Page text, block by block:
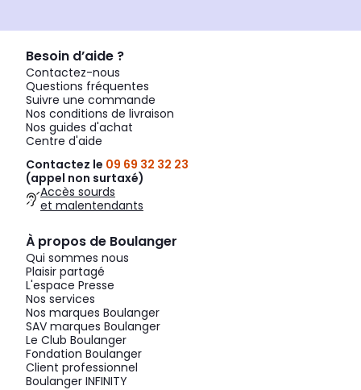
Besoin d’aide ?
Contactez-nous
Questions fréquentes
Suivre une commande
Nos conditions de livraison
Nos guides d'achat
Centre d'aide
Contactez le 09 69 32 32 23
(appel non surtaxé)
Accès sourds
et malentendants
À propos de Boulanger
Qui sommes nous
Plaisir partagé
L'espace Presse
Nos services
Nos marques Boulanger
SAV marques Boulanger
Le Club Boulanger
Fondation Boulanger
Client professionnel
Boulanger INFINITY